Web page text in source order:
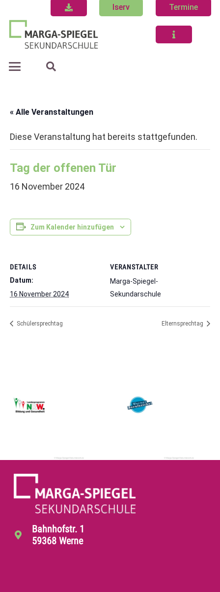
Iserv Termine
« Alle Veranstaltungen
Diese Veranstaltung hat bereits stattgefunden.
Tag der offenen Tür
16 November 2024
Zum Kalender hinzufügen
DETAILS
Datum:
16 November 2024
VERANSTALTER
Marga-Spiegel-
Sekundarschule
Schülersprechtag Elternsprechtag
Bahnhofstr. 1
59368 Werne